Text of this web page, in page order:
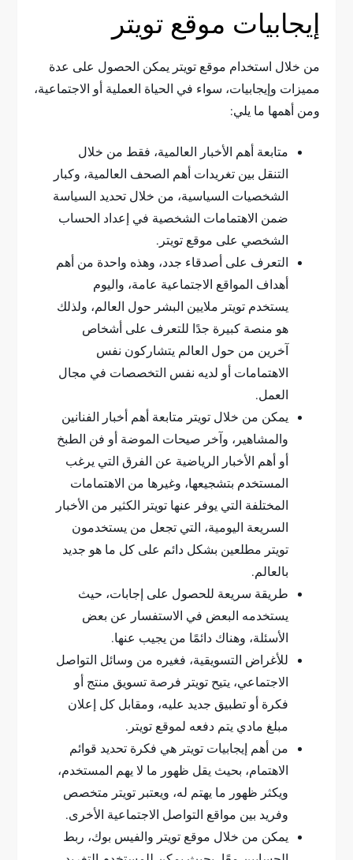
إيجابيات موقع تويتر
من خلال استخدام موقع تويتر يمكن الحصول على عدة
مميزات وإيجابيات، سواء في الحياة العملية أو الاجتماعية،
ومن أهمها ما يلي:
متابعة أهم الأخبار العالمية، فقط من خلال
التنقل بين تغريدات أهم الصحف العالمية، وكبار
الشخصيات السياسية، من خلال تحديد السياسة
ضمن الاهتمامات الشخصية في إعداد الحساب
الشخصي على موقع تويتر.
التعرف على أصدقاء جدد، وهذه واحدة من أهم
أهداف المواقع الاجتماعية عامة، واليوم
يستخدم تويتر ملايين البشر حول العالم، ولذلك
هو منصة كبيرة جدًا للتعرف على أشخاص
آخرين من حول العالم يتشاركون نفس
الاهتمامات أو لديه نفس التخصصات في مجال
العمل.
يمكن من خلال تويتر متابعة أهم أخبار الفنانين
والمشاهير، وآخر صيحات الموضة أو فن الطبخ
أو أهم الأخبار الرياضية عن الفرق التي يرغب
المستخدم بتشجيعها، وغيرها من الاهتمامات
المختلفة التي يوفر عنها تويتر الكثير من الأخبار
السريعة اليومية، التي تجعل من يستخدمون
تويتر مطلعين بشكل دائم على كل ما هو جديد
بالعالم.
طريقة سريعة للحصول على إجابات، حيث
يستخدمه البعض في الاستفسار عن بعض
الأسئلة، وهناك دائمًا من يجيب عنها.
للأغراض التسويقية، فغيره من وسائل التواصل
الاجتماعي، يتيح تويتر فرصة تسويق منتج أو
فكرة أو تطبيق جديد عليه، ومقابل كل إعلان
مبلغ مادي يتم دفعه لموقع تويتر.
من أهم إيجابيات تويتر هي فكرة تحديد قوائم
الاهتمام، بحيث يقل ظهور ما لا يهم المستخدم،
ويكثر ظهور ما يهتم له، ويعتبر تويتر متخصص
وفريد بين مواقع التواصل الاجتماعية الأخرى.
يمكن من خلال موقع تويتر والفيس بوك، ربط